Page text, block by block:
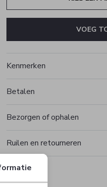
VOEG
Kenmerken
Betalen
Bezorgen of ophalen
Ruilen en retourneren